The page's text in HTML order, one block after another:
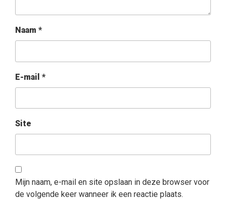
Naam *
E-mail *
Site
Mijn naam, e-mail en site opslaan in deze browser voor
de volgende keer wanneer ik een reactie plaats.